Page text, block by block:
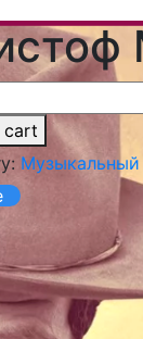
cart
Музыкальный